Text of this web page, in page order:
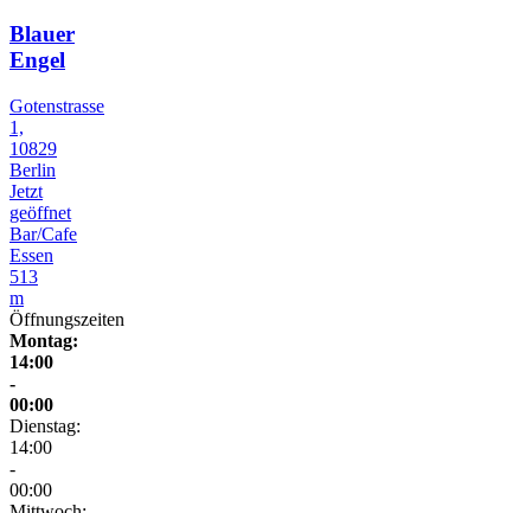
Blauer
Engel
Gotenstrasse
1,
10829
Berlin
Jetzt
geöffnet
Bar/Cafe
Essen
513
m
Öffnungszeiten
Montag:
14:00
-
00:00
Dienstag:
14:00
-
00:00